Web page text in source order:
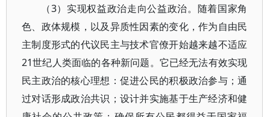
（3）实现权益政治走向公益政治。随着国家角
色、政体规模，以及异质性因素的变化，作为自由民
主制度形式的代议民主与技术官僚开始越来越不适应
21世纪人类面临的各种新问题。它已经无法有效实现
民主政治的核心理想：促进公民的积极政治参与；通
过对话形成政治共识；设计并实施基于生产经济和健